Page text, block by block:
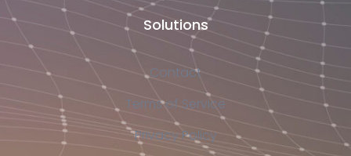
Solutions
Contact
Terms of Service
Privacy Policy